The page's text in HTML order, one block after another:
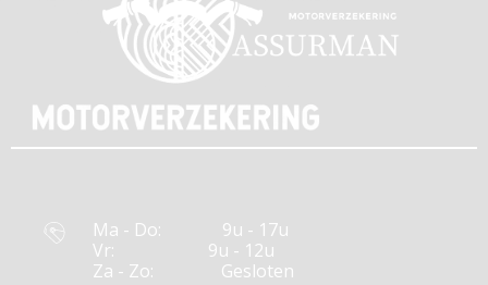
Ma - Do:
9u - 17u
Vr:
9u - 12u
Za - Zo:
Gesloten